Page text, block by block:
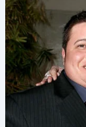
— Алло? —
— Бабушка…
пожалуйста.
объясню.
Голос её